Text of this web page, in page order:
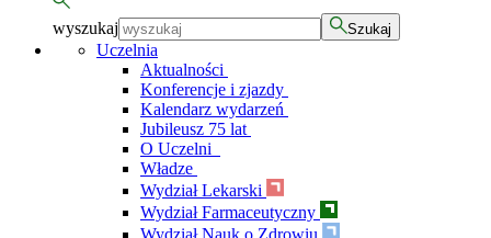
wyszukaj Szukaj
Uczelnia
Aktualności
Konferencje i zjazdy
Kalendarz wydarzeń
Jubileusz 75 lat
O Uczelni
Władze
Wydział Lekarski
Wydział Farmaceutyczny
Wydział Nauk o Zdrowiu